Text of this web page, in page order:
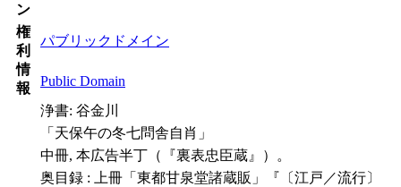
ン
権
利
情
報
パブリックドメイン
Public Domain
浄書: 谷金川
「天保午の冬七問舎自肖」
中冊, 本広告半丁（『裏表忠臣蔵』）。
奥目録 : 上冊「東都甘泉堂諸蔵販」『〔江戸／流行〕